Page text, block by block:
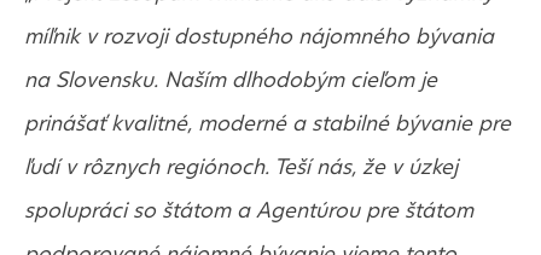
míľnik v rozvoji dostupného nájomného bývania
na Slovensku. Naším dlhodobým cieľom je
prinášať kvalitné, moderné a stabilné bývanie pre
ľudí v rôznych regiónoch. Teší nás, že v úzkej
spolupráci so štátom a Agentúrou pre štátom